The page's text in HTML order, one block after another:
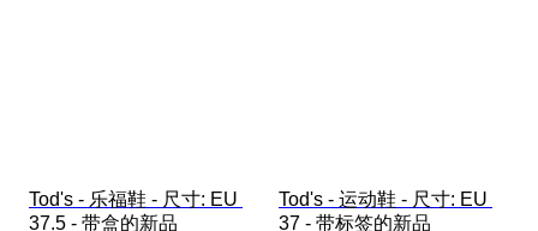
Tod's - 乐福鞋 - 尺寸: EU
37.5 - 带盒的新品
Tod's - 运动鞋 - 尺寸: EU
37 - 带标签的新品